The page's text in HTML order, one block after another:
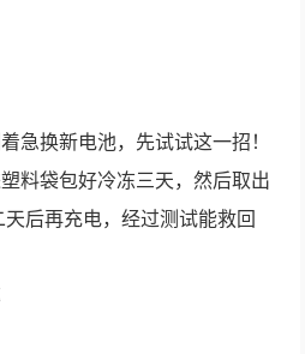
急换新电池，先试试这一招！
料袋包好冷冻三天，然后取出
后再充电，经过测试能救回